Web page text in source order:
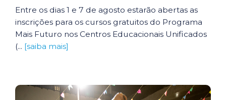
Entre os dias 1 e 7 de agosto estarão abertas as
inscrições para os cursos gratuitos do Programa
Mais Futuro nos Centros Educacionais Unificados
(... [saiba mais]